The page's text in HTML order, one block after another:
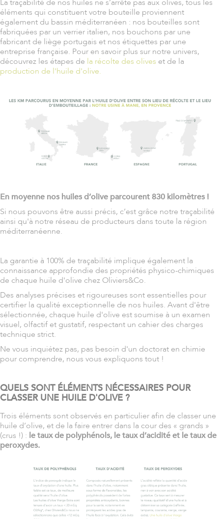
La traçabilité de nos huiles ne s’arrête pas aux olives, tous les
éléments qui constituent votre bouteille proviennent
également du bassin méditerranéen : nos bouteilles sont
fabriquées par un verrier italien, nos bouchons par une
fabricant de liège portugais et nos étiquettes par une
entreprise française. Pour en savoir plus sur notre univers,
découvrez les étapes de la récolte des olives et de la
production de l'huile d'olive.
En moyenne nos huiles d’olive parcourent 830 kilomètres !
Si nous pouvons être aussi précis, c’est grâce notre traçabilité
ainsi qu'à notre réseau de producteurs dans toute la région
méditerranéenne.
La garantie à 100% de traçabilité implique également la
connaissance approfondie des propriétés physico-chimiques
de chaque huile d'olive chez Oliviers&Co.
Des analyses précises et rigoureuses sont essentielles pour
certifier la qualité exceptionnelle de nos huiles. Avant d'être
sélectionnée, chaque huile d'olive est soumise à un examen
visuel, olfactif et gustatif, respectant un cahier des charges
technique strict.
Ne vous inquiétez pas, pas besoin d'un doctorat en chimie
pour comprendre, nous vous expliquons tout !
QUELS SONT ÉLÉMENTS NÉCESSAIRES POUR
CLASSER UNE HUILE D'OLIVE ?
Trois éléments sont observés en particulier afin de classer une
huile d’olive, et de la faire entrer dans la cour des « grands »
(crus !) : le taux de polyphénols, le taux d’acidité et le taux de
peroxydes.